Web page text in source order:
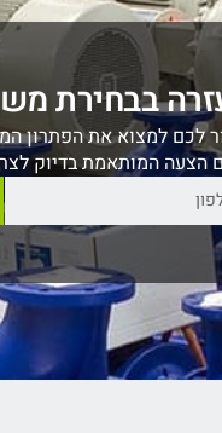
בבחירת
לכם למצוא את הפתרון
הצעה המותאמת בדיוק